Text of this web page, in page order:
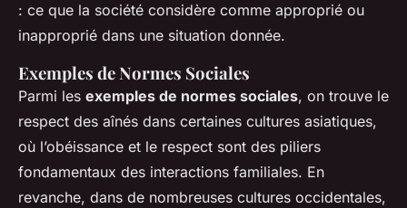
: ce que la société considère comme approprié ou
inapproprié dans une situation donnée.
Exemples de Normes Sociales
Parmi les exemples de normes sociales, on trouve le
respect des aînés dans certaines cultures asiatiques,
où l’obéissance et le respect sont des piliers
fondamentaux des interactions familiales. En
revanche, dans de nombreuses cultures occidentales,